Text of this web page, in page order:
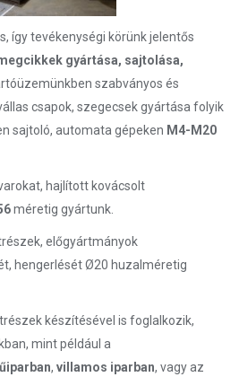
így tevékenységi körünk jelentős
gyártása, sajtolása,
szabványos és
csapok, szegecsek gyártása folyik
sajtoló, automata gépeken M4-M20
hajlított kovácsolt
méretig gyártunk.
előgyártmányok
hengerlését Ø20 huzalméretig
készítésével is foglalkozik,
mint például a
, villamos iparban, vagy az